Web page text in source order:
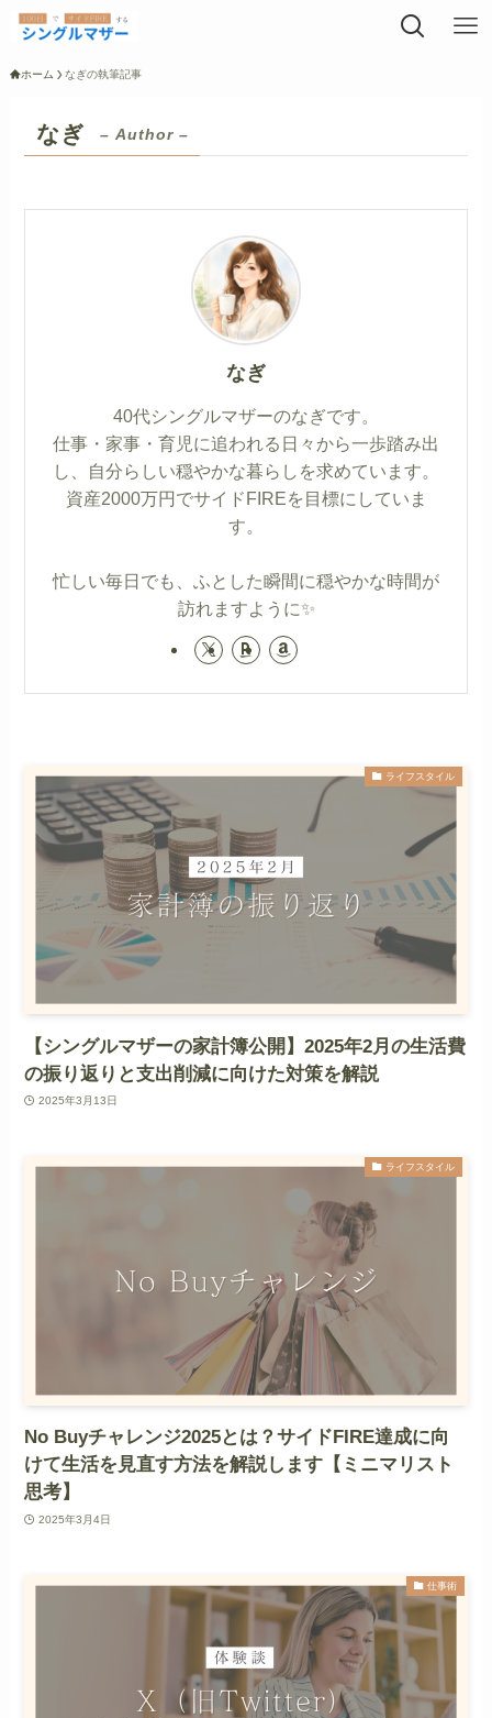
ホーム なぎの執筆記事
なぎ – Author –
なぎ
40代シングルマザーのなぎです。
仕事・家事・育児に追われる日々から一歩踏み出
し、自分らしい穏やかな暮らしを求めています。
資産2000万円でサイドFIREを目標にしていま
す。
忙しい毎日でも、ふとした瞬間に穏やかな時間が
訪れますように✨
ライフスタイル
【シングルマザーの家計簿公開】2025年2月の生活費
の振り返りと支出削減に向けた対策を解説
2025年3月13日
ライフスタイル
No Buyチャレンジ2025とは？サイドFIRE達成に向
けて生活を見直す方法を解説します【ミニマリスト
思考】
2025年3月4日
仕事術